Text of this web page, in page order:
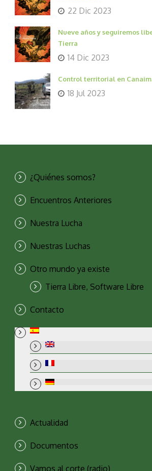
22 Dic 2023
Nueve años y seguiremos
Tierra
14 Dic 2023
Control territorial en
18 Jul 2023
¿Quiénes somos?
Encuentros Anteriores
Nuestra Lucha
Nuestras Luchas
Otro mundo ya existe
Tierra Libre, Software Libre
Contacto
Actualidad
Documentos
Vamos al corte (radio)